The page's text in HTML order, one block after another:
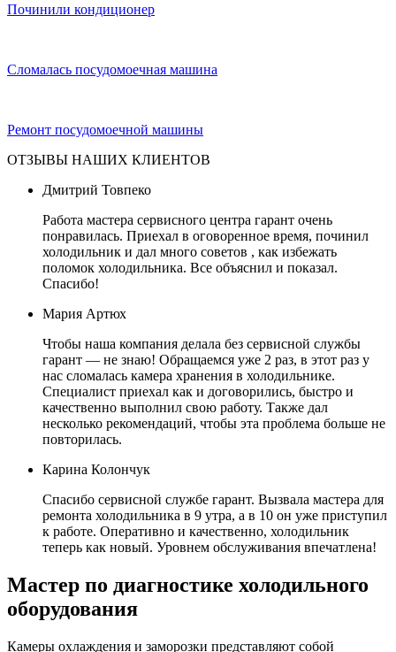
Починили кондиционер
Сломалась посудомоечная машина
Ремонт посудомоечной машины
ОТЗЫВЫ НАШИХ КЛИЕНТОВ
Дмитрий Товпеко
Работа мастера сервисного центра гарант очень
понравилась. Приехал в оговоренное время, починил
холодильник и дал много советов , как избежать
поломок холодильника. Все объяснил и показал.
Спасибо!
Мария Артюх
Чтобы наша компания делала без сервисной службы
гарант — не знаю! Обращаемся уже 2 раз, в этот раз у
нас сломалась камера хранения в холодильнике.
Специалист приехал как и договорились, быстро и
качественно выполнил свою работу. Также дал
несколько рекомендаций, чтобы эта проблема больше не
повторилась.
Карина Колончук
Спасибо сервисной службе гарант. Вызвала мастера для
ремонта холодильника в 9 утра, а в 10 он уже приступил
к работе. Оперативно и качественно, холодильник
теперь как новый. Уровнем обслуживания впечатлена!
Мастер по диагностике холодильного
оборудования
Камеры охлаждения и заморозки представляют собой